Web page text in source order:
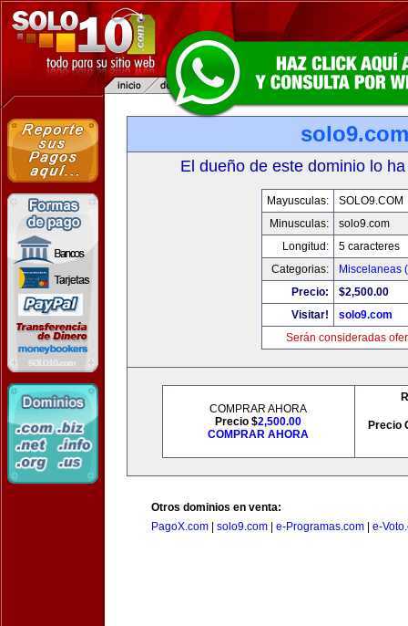
solo9.com
El dueño de este dominio lo
Mayusculas:
SOLO9.COM
Minusculas:
solo9.com
Longitud:
5 caracteres
Categorias:
Miscelaneas
Precio:
$2,500.00
Visitar!
solo9.com
Serán consideradas
COMPRAR AHORA
Precio $2,500.00
COMPRAR AHORA
Precio
Otros dominios en venta:
PagoX.com
solo9.com e-Programas.com e-